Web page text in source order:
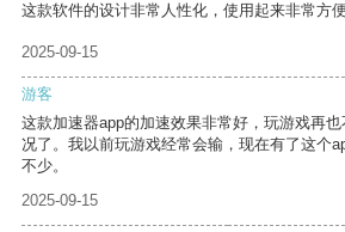
这款软件的设计非常人性化，使用起来非常方便
2025-09-15
游客
这款加速器app的加速效果非常好，玩游戏再
况了。我以前玩游戏经常会输，现在有了这个
不少。
2025-09-15